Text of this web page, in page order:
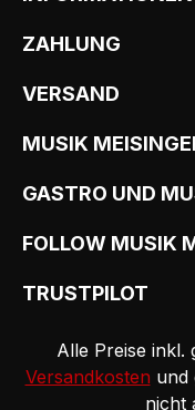
ZAHLUNG
VERSAND
MUSIK
GASTRO UND
FOLLOW MUSIK
TRUSTPILOT
Alle Preise inkl.
Versandkosten und
nicht